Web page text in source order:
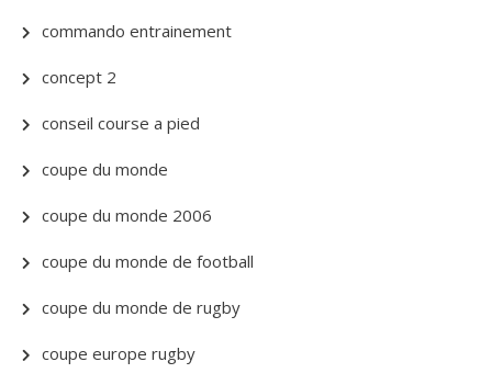
commando entrainement
concept 2
conseil course a pied
coupe du monde
coupe du monde 2006
coupe du monde de football
coupe du monde de rugby
coupe europe rugby